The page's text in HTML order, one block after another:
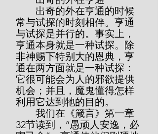
常与试探的时刻相伴。亨通
与试探是并行的。事实上，
亨通本身就是一种试探。除
非神赐下特别大的恩典，亨
通在两方面就是一种试探：
它很可能会为人的邪欲提供
机会；并且，魔鬼懂得怎样
利用它达到牠的目的。
32节读到，“愚顽人安逸，必